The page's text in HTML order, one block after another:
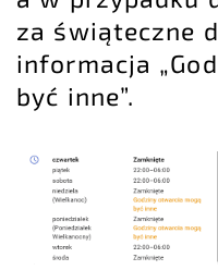
za świąteczne
informacja
być inne”.